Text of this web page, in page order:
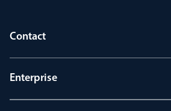
Contact
Enterprise